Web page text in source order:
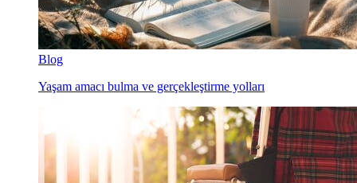
Blog
Yaşam amacı bulma ve gerçekleştirme yolları